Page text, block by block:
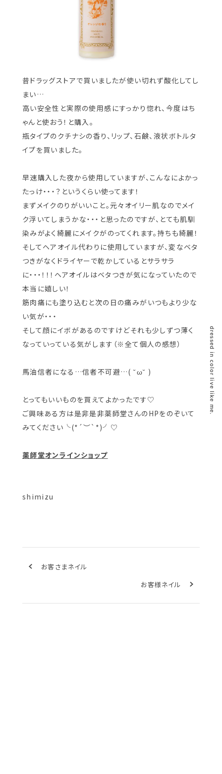
dressed in color live like me.
昔ドラッグストアで買いましたが使い切れず酸化してし
まい…
高い安全性と実際の使用感にすっかり惚れ、今度はち
ゃんと使おう！と購入。
瓶タイプのクチナシの香り、リップ、石鹸、液状ボトルタ
イプを買いました。
早速購入した夜から使用していますが、こんなによかっ
たっけ・・・？というくらい使ってます！
まずメイクのりがいいこと。元々オイリー肌なのでメイ
ク浮いてしまうかな・・・と思ったのですが、とても肌馴
染みがよく綺麗にメイクがのってくれます。持ちも綺麗！
そしてヘアオイル代わりに使用していますが、変なベタ
つきがなくドライヤーで乾かしているとサラサラ
に・・・！！！ヘアオイルはベタつきが気になっていたので
本当に嬉しい！
筋肉痛にも塗り込むと次の日の痛みがいつもより少な
い気が・・・
そして顔にイボがあるのですけどそれも少しずつ薄く
なっていっている気がします（※全て個人の感想）
馬油信者になる…信者不可避…( ˘ω˘ )
とってもいいものを買えてよかったです♡
ご興味ある方は是非是非薬師堂さんのHPをのぞいて
みてください╰(*´︶`*)╯♡
薬師堂オンラインショップ
shimizu
お客さまネイル
お客様ネイル